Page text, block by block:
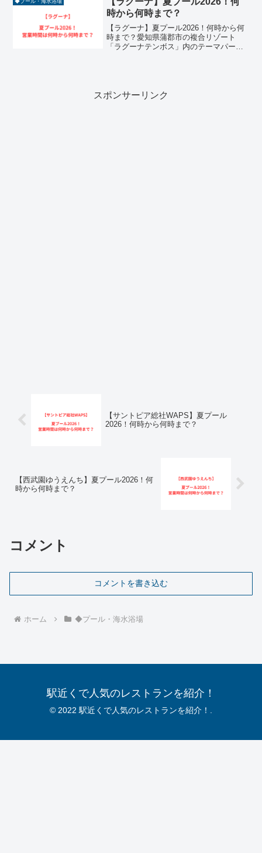
な注目を集...
◆プール・海水浴場
時から何時まで？
【ラグーナ】夏プール2026！何時から何
時まで？愛知県蒲郡市の複合リゾート
「ラグーナテンボス」内のテーマパーク
スポンサーリンク
【サントピア総社WAPS】夏プール
2026！何時から何時まで？
【西武園ゆうえんち】夏プール2026！何
時から何時まで？
コメント
コメントを書き込む
ホーム ◆プール・海水浴場
駅近くで人気のレストランを紹介！
© 2022 駅近くで人気のレストランを紹介！.